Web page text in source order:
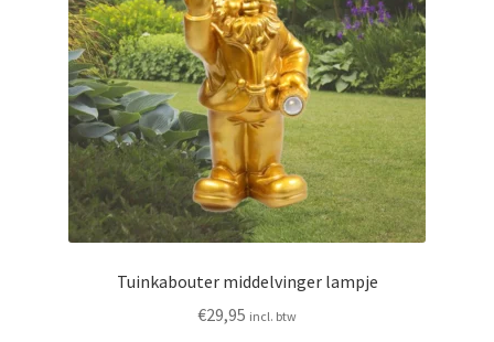
Glasschilderij
Ornamenten
Verlichting
Tuinkabouter middelvinger lampje
€29,95 incl. btw